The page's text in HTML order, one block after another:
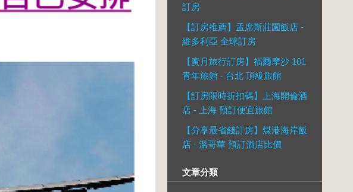
訂房
【訂房推薦】孟席斯莊園飯店 -
維多利亞 全球訂房
【蜜月旅行訂房】福爾摩沙 101
青年旅館 - 台北 頂級旅館
【訂房限時折扣碼】上海開倫酒
店 - 上海 預訂便宜旅館
【分享最省錢訂房】煤港海岸飯
店 - 溫哥華 預訂酒店比價
文章分類